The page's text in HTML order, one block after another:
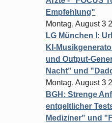
Empfehlung"
Montag, August 3
LG München I:
KI-
und Output-
Nacht" und
Montag, August 3
BGH: Strenge
entgeltlicher
Mediziner" und